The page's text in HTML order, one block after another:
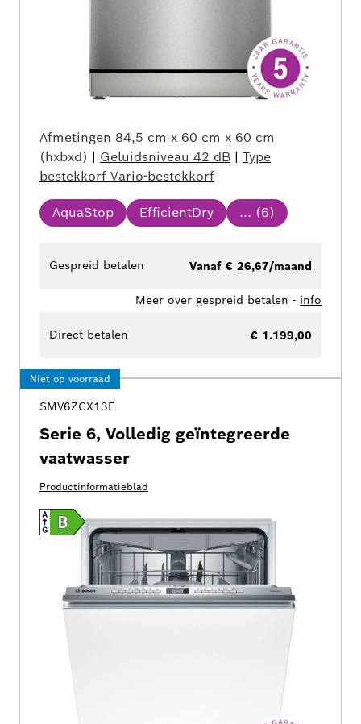
Afmetingen 84,5 cm x 60 cm x 60 cm
(hxbxd) | Geluidsniveau 42 dB | Type
bestekkorf Vario-bestekkorf
AquaStop EfficientDry ... (6)
Gespreid betalen Vanaf € 26,67/maand
Meer over gespreid betalen - info
Direct betalen € 1.199,00
Niet op voorraad
SMV6ZCX13E
Serie 6, Volledig geïntegreerde
vaatwasser
Productinformatieblad